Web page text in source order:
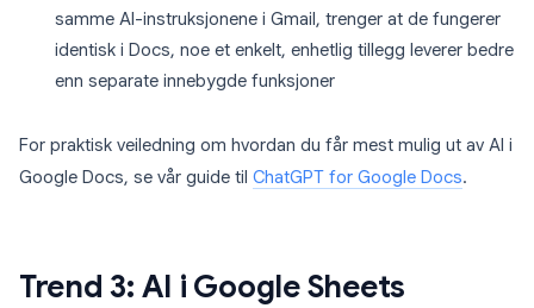
samme AI-instruksjonene i Gmail, trenger at de fungerer
identisk i Docs, noe et enkelt, enhetlig tillegg leverer bedre
enn separate innebygde funksjoner
For praktisk veiledning om hvordan du får mest mulig ut av AI i
Google Docs, se vår guide til ChatGPT for Google Docs.
Trend 3: AI i Google Sheets